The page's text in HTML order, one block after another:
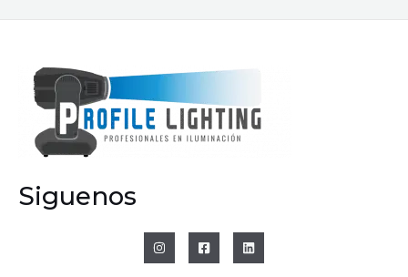
Siguenos